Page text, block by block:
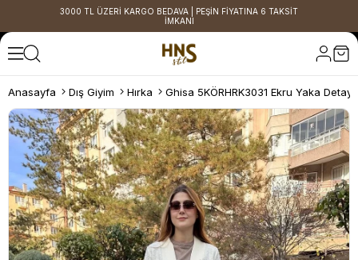
3000 TL ÜZERİ KARGO BEDAVA | PEŞİN FİYATINA 6 TAKSİT
İMKANI
Anasayfa Dış Giyim Hırka Ghisa 5KÖRHRK3031 Ekru Yaka